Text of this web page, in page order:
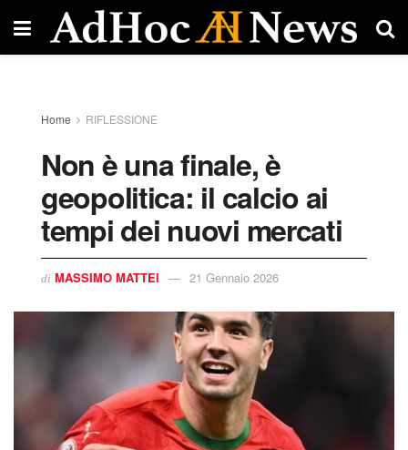
Home RIFLESSIONE
Non è una finale, è
geopolitica: il calcio ai
tempi dei nuovi mercati
di MASSIMO MATTEI 21 Gennaio 2026